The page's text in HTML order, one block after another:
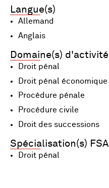
Langue(s)
Allemand
Anglais
Domaine(s) d'activité
Droit pénal
Droit pénal économique
Procédure pénale
Procédure civile
Droit des successions
Spécialisation(s) FSA
Droit pénal